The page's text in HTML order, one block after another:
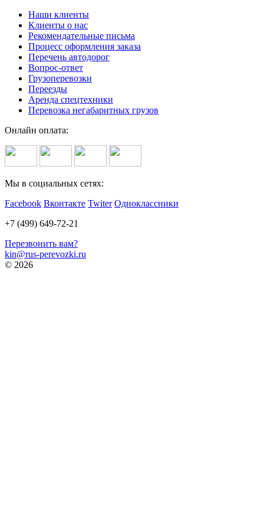
Наши клиенты
Клиенты о нас
Рекомендательные письма
Процесс оформления заказа
Перечень автодорог
Вопрос-ответ
Грузоперевозки
Переезды
Аренда спецтехники
Перевозка негабаритных грузов
Онлайн оплата:
Мы в социальных сетях:
Facebook Вконтакте Twiter Одноклассники
+7 (499) 649-72-21
Перезвонить вам?
kin@rus-perevozki.ru
© 2026